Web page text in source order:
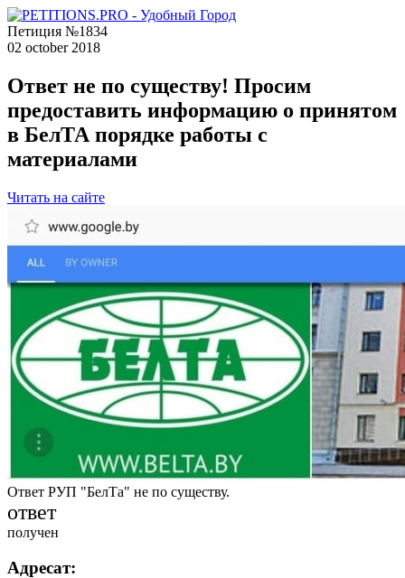
Петиция №1834
02 october 2018
Ответ не по существу! Просим
предоставить информацию о принятом
в БелТА порядке работы с
материалами
Читать на сайте
Ответ РУП "БелТа" не по существу.
ответ
получен
Адресат: